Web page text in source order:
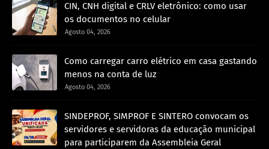
CIN, CNH digital e CRLV eletrônico: como usar
os documentos no celular
Agosto 04, 2026
Como carregar carro elétrico em casa gastando
menos na conta de luz
Agosto 04, 2026
SINDEPROF, SIMPROF E SINTERO convocam os
servidores e servidoras da educação municipal
para participarem da Assembleia Geral